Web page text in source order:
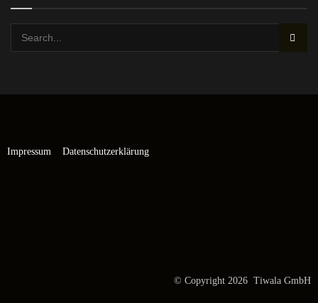
Impressum Datenschutzerklärung
© Copyright 2026 Tiwala GmbH